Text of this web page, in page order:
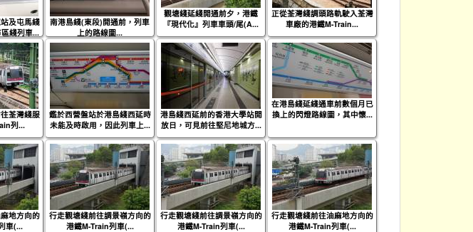
及屯馬綫
綫列車...
南港島綫(東段)開通前，列車
上的路線圖...
觀塘綫延綫開通前夕，港鐵
『現代化』列車車頭/尾(A...
正從荃灣綫調頭路軌駛入荃灣
車廠的港鐵M-Train...
荃灣綫服
列...
鑑於西營盤站於港島綫西延時
未能及時啟用，因此列車上...
港島綫西延前的香港大學站開
放日，可見前往堅尼地城方...
在港島綫延綫通車前數個月已
換上的閃燈路線圖，其中懷...
地方向的
車(...
行走觀塘綫前往調景嶺方向的
港鐵M-Train列車(...
行走觀塘綫前往調景嶺方向的
港鐵M-Train列車(...
行走觀塘綫前往油麻地方向的
港鐵M-Train列車(...